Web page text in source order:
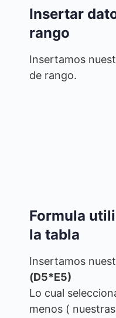
Insertar
rango
Insertamos
de rango.
Formula
la tabla
Insertamos
(D5*E5)
Lo cual
menos (